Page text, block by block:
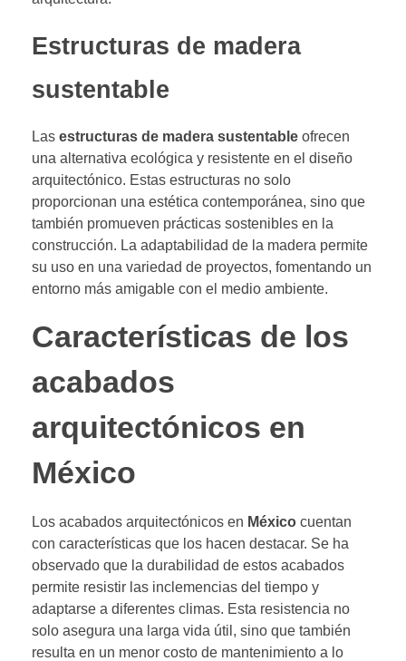
Estructuras de madera
sustentable
Las estructuras de madera sustentable ofrecen
una alternativa ecológica y resistente en el diseño
arquitectónico. Estas estructuras no solo
proporcionan una estética contemporánea, sino que
también promueven prácticas sostenibles en la
construcción. La adaptabilidad de la madera permite
su uso en una variedad de proyectos, fomentando un
entorno más amigable con el medio ambiente.
Características de los
acabados
arquitectónicos en
México
Los acabados arquitectónicos en México cuentan
con características que los hacen destacar. Se ha
observado que la durabilidad de estos acabados
permite resistir las inclemencias del tiempo y
adaptarse a diferentes climas. Esta resistencia no
solo asegura una larga vida útil, sino que también
resulta en un menor costo de mantenimiento a lo